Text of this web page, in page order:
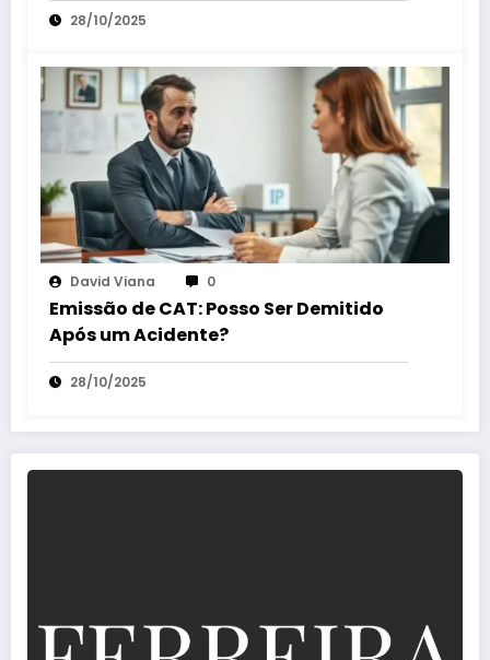
28/10/2025
David Viana 0
Emissão de CAT: Posso Ser Demitido
Após um Acidente?
28/10/2025